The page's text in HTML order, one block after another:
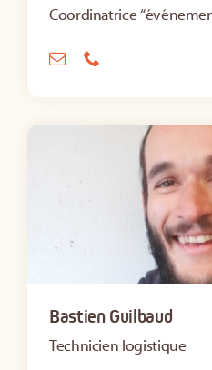
Coordinatrice
Bastien Guilbaud
Technicien logistique